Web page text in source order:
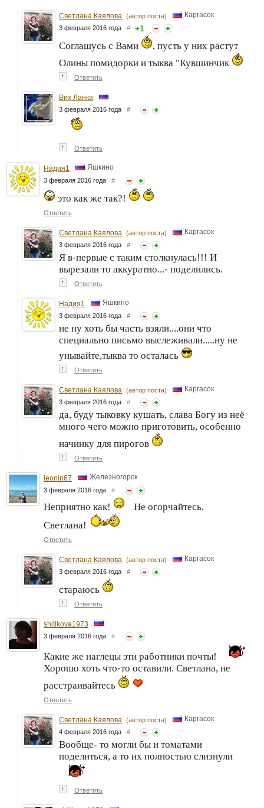
Светлана Каялова (автор поста) Каргасок
3 февраля 2016 года # +1
Соглашусь с Вами
, пусть у них растут
Олины помидорки и тыква "Кувшинчик
↑ Ответить
Вих Ланка
3 февраля 2016 года #
↑ Ответить
Надия1 Яшкино
3 февраля 2016 года #
это как же так?!
Ответить
Светлана Каялова (автор поста) Каргасок
3 февраля 2016 года #
Я в-первые с таким столкнулась!!! И
вырезали то аккуратно...- поделились.
↑ Ответить
Надия1 Яшкино
3 февраля 2016 года #
не ну хоть бы часть взяли....они что
специально письмо выслеживали.....ну не
унывайте,тыква то осталась
↑ Ответить
Светлана Каялова (автор поста) Каргасок
3 февраля 2016 года #
да, буду тыковку кушать, слава Богу из неё
много чего можно приготовить, особенно
начинку для пирогов
↑ Ответить
leonin67 Железногорск
3 февраля 2016 года #
Неприятно как!
Не огорчайтесь,
Светлана!
Ответить
Светлана Каялова (автор поста) Каргасок
3 февраля 2016 года #
стараюсь
↑ Ответить
shitikova1973
3 февраля 2016 года #
Какие же наглецы эти работники почты!
Хорошо хоть что-то оставили. Светлана, не
расстраивайтесь
Ответить
Светлана Каялова (автор поста) Каргасок
4 февраля 2016 года #
Вообще- то могли бы и томатами
поделиться, а то их полностью слизнули
↑ Ответить